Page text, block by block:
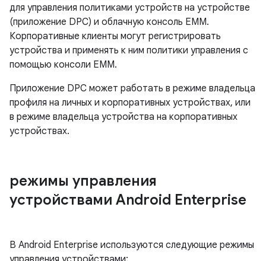
для управления политиками устройств на устройстве
(приложение DPC) и облачную консоль EMM.
Корпоративные клиенты могут регистрировать
устройства и применять к ним политики управления с
помощью консоли EMM.
Приложение DPC может работать в режиме владельца
профиля на личных и корпоративных устройствах, или
в режиме владельца устройства на корпоративных
устройствах.
режимы управления
устройствами Android Enterprise
В Android Enterprise используются следующие режимы